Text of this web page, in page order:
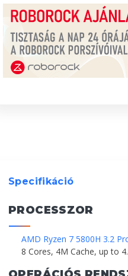
Specifikáció
PROCESSZOR
AMD Ryzen 7 5800H 3.2
8 Cores, 4M Cache, up to